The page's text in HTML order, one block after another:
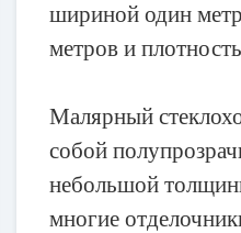
шириной один
метров и
Малярный
собой
небольшой
многие